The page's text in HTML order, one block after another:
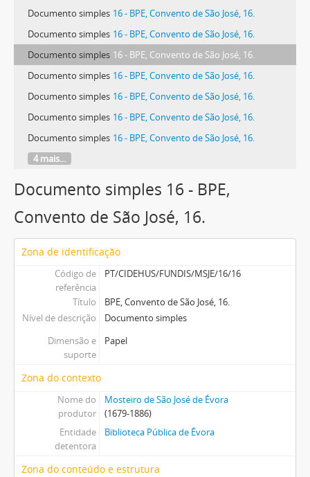
Documento simples 16 - BPE, Convento de São José, 16.
Documento simples 16 - BPE, Convento de São José, 16.
Documento simples 16 - BPE, Convento de São José, 16.
Documento simples 16 - BPE, Convento de São José, 16.
Documento simples 16 - BPE, Convento de São José, 16.
Documento simples 16 - BPE, Convento de São José, 16.
Documento simples 16 - BPE, Convento de São José, 16.
4 mais...
Documento simples 16 - BPE,
Convento de São José, 16.
Zona de identificação
Código de
referência
PT/CIDEHUS/FUNDIS/MSJE/16/16
Título
BPE, Convento de São José, 16.
Nível de descrição
Documento simples
Dimensão e
suporte
Papel
Zona do contexto
Nome do
produtor
Mosteiro de São José de Évora
(1679-1886)
Entidade
detentora
Biblioteca Pública de Évora
Zona do conteúdo e estrutura